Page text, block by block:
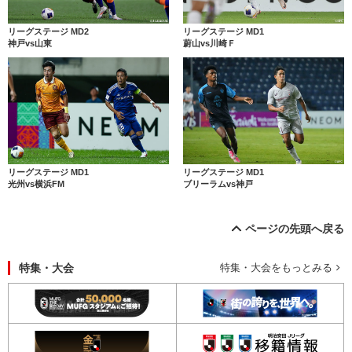
リーグステージ MD2
神戸vs山東
リーグステージ MD1
蔚山vs川崎Ｆ
リーグステージ MD1
光州vs横浜FM
リーグステージ MD1
ブリーラムvs神戸
ページの先頭へ戻る
特集・大会 特集・大会をもっとみる